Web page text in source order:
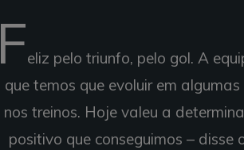
Feliz pelo triunfo, pelo gol. A
que temos que evoluir em
nos treinos. Hoje valeu a
positivo que conseguimos –